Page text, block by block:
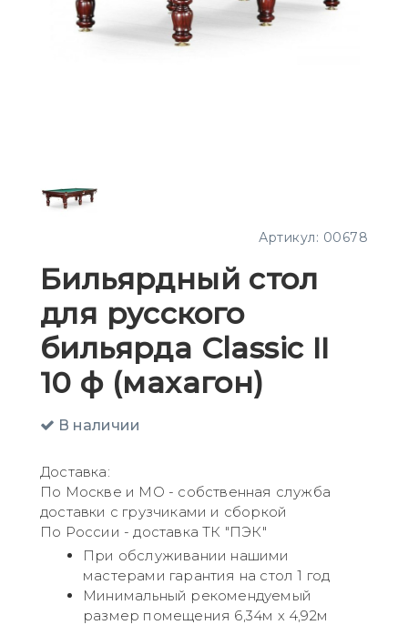
Артикул: 00678
Бильярдный стол
для русского
бильярда Classic II
10 ф (махагон)
В наличии
Доставка:
По Москве и МО - собственная служба
доставки с грузчиками и сборкой
По России - доставка ТК "ПЭК"
При обслуживании нашими
мастерами гарантия на стол 1 год
Минимальный рекомендуемый
размер помещения 6,34м х 4,92м